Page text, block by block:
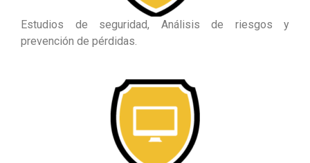
Estudios de seguridad,
Análisis de riesgos y
prevención de pérdidas.